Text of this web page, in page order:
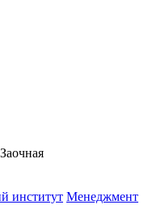
Заочная
институт Менеджмент